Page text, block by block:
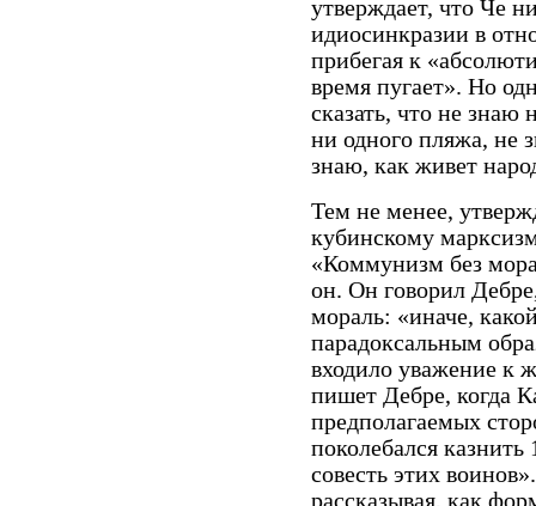
утверждает, что Че
идиосинкразии в
прибегая к
время пугает». Но
сказать, что не знаю
ни одного пляжа, не
знаю, как живет
Тем не менее,
кубинскому
«Коммунизм без
он. Он говорил
мораль: «иначе,
парадоксальным
входило уважение к
пишет Дебре, когда
предполагаемых
поколебался
совесть этих
рассказывая, как